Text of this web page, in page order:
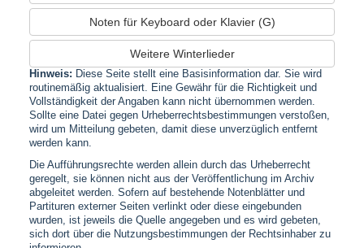
Noten für Keyboard oder Klavier (G)
Weitere Winterlieder
Hinweis: Diese Seite stellt eine Basisinformation dar. Sie wird
routinemäßig aktualisiert. Eine Gewähr für die Richtigkeit und
Vollständigkeit der Angaben kann nicht übernommen werden.
Sollte eine Datei gegen Urheberrechtsbestimmungen verstoßen,
wird um Mitteilung gebeten, damit diese unverzüglich entfernt
werden kann.
Die Aufführungsrechte werden allein durch das Urheberrecht
geregelt, sie können nicht aus der Veröffentlichung im Archiv
abgeleitet werden. Sofern auf bestehende Notenblätter und
Partituren externer Seiten verlinkt oder diese eingebunden
wurden, ist jeweils die Quelle angegeben und es wird gebeten,
sich dort über die Nutzungsbestimmungen der Rechtsinhaber zu